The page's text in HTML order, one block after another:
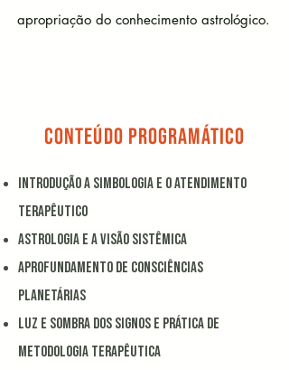
apropriação do conhecimento astrológico.
conteúdo programático
introdução a simbologia e o atendimento
terapêutico
Astrologia e a visão sistêmica
APROFUNDAMENTO DE CONSCIÊNCIAS
PLANETÁRIAS
luz e sombra dos signos e prática de
metodologia terapêutica